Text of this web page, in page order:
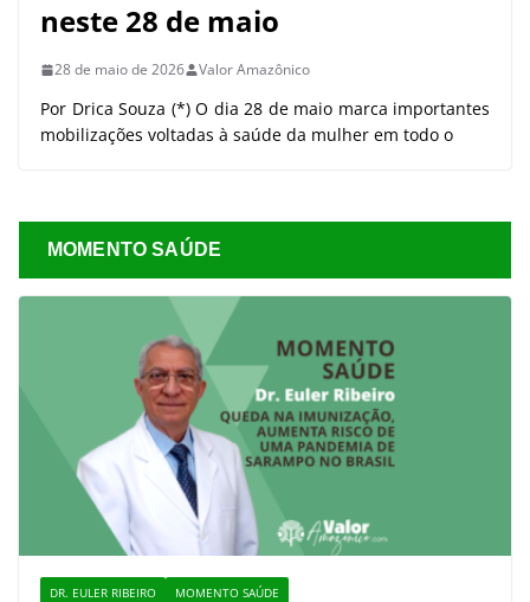
neste 28 de maio
28 de maio de 2026 Valor Amazônico
Por Drica Souza (*) O dia 28 de maio marca importantes
mobilizações voltadas à saúde da mulher em todo o
MOMENTO SAÚDE
DR. EULER RIBEIRO MOMENTO SAÚDE